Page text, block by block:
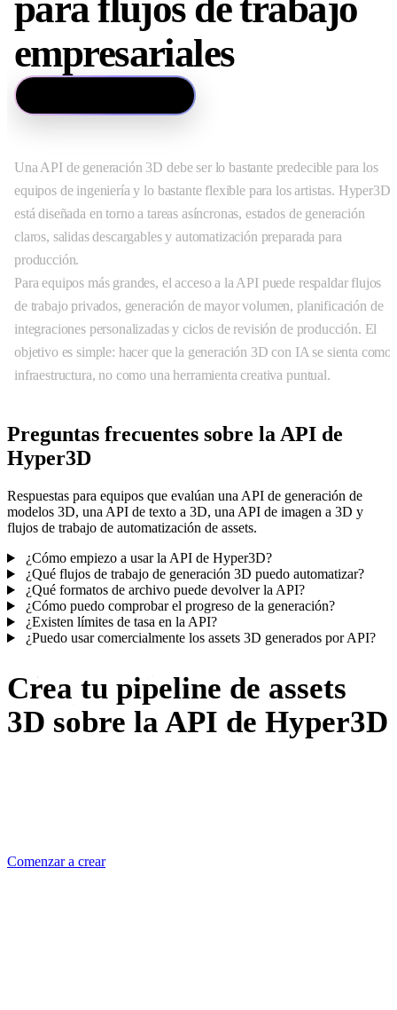
para flujos de trabajo
empresariales
Una API de generación 3D debe ser lo bastante predecible para los
equipos de ingeniería y lo bastante flexible para los artistas. Hyper3D
está diseñada en torno a tareas asíncronas, estados de generación
claros, salidas descargables y automatización preparada para
producción.
Para equipos más grandes, el acceso a la API puede respaldar flujos
de trabajo privados, generación de mayor volumen, planificación de
integraciones personalizadas y ciclos de revisión de producción. El
objetivo es simple: hacer que la generación 3D con IA se sienta como
infraestructura, no como una herramienta creativa puntual.
Preguntas frecuentes sobre la API de
Hyper3D
Respuestas para equipos que evalúan una API de generación de
modelos 3D, una API de texto a 3D, una API de imagen a 3D y
flujos de trabajo de automatización de assets.
¿Cómo empiezo a usar la API de Hyper3D?
¿Qué flujos de trabajo de generación 3D puedo automatizar?
¿Qué formatos de archivo puede devolver la API?
¿Cómo puedo comprobar el progreso de la generación?
¿Existen límites de tasa en la API?
¿Puedo usar comercialmente los assets 3D generados por API?
Crea tu pipeline de assets
3D sobre la API de Hyper3D
Comenzar a crear